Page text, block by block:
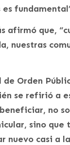
afirmó que,
nuestras
de Orden
se refirió a
no
sino
casi a